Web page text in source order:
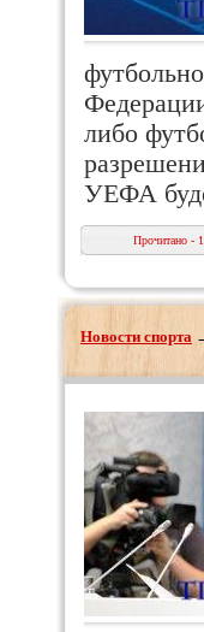
либо
УЕФА
Прочитано -
Новости спорта